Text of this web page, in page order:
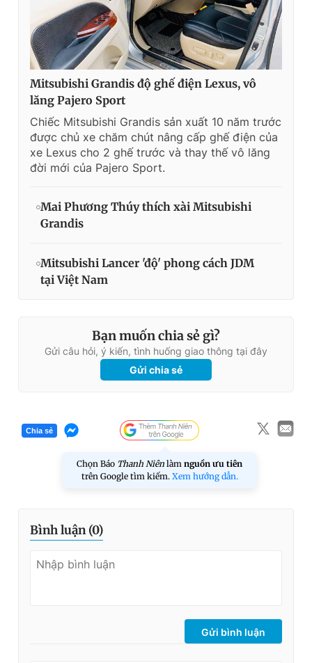
Mitsubishi Grandis độ ghế điện Lexus, vô
lăng Pajero Sport
Chiếc Mitsubishi Grandis sản xuất 10 năm trước
được chủ xe chăm chút nâng cấp ghế điện của
xe Lexus cho 2 ghế trước và thay thế vô lăng
đời mới của Pajero Sport.
Mai Phương Thúy thích xài Mitsubishi
Grandis
Mitsubishi Lancer 'độ' phong cách JDM
tại Việt Nam
Bạn muốn chia sẻ gì?
Gửi câu hỏi, ý kiến, tình huống giao thông tại đây
Gửi chia sẻ
Chia sẻ
Chọn Báo Thanh Niên làm nguồn ưu tiên
trên Google tìm kiếm. Xem hướng dẫn.
Bình luận (0)
Gửi bình luận